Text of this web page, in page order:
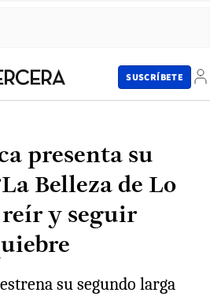
SUSCRÍBETE
presenta su
Belleza de Lo
reír y seguir
su segundo larga